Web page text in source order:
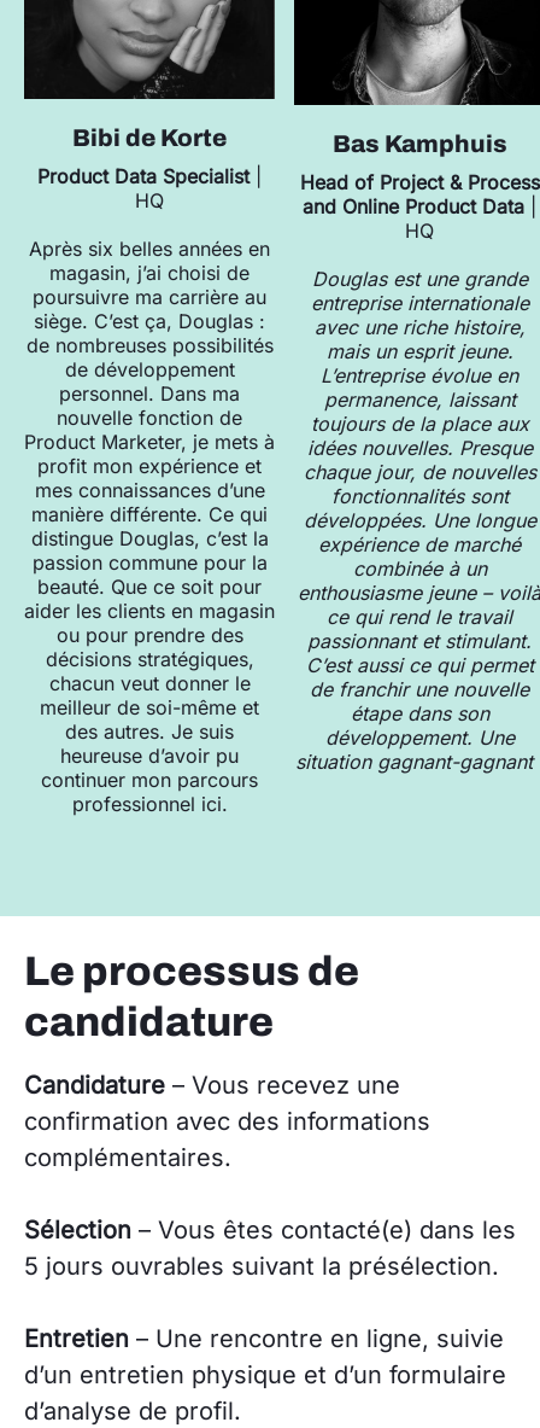
Bibi de Korte
Product Data Specialist|
HQ
Après six belles années en
magasin, j’ai choisi de
poursuivre ma carrière au
siège. C’est ça, Douglas :
de nombreuses possibilités
de développement
personnel. Dans ma
nouvelle fonction de
Product Marketer, je mets à
profit mon expérience et
mes connaissances d’une
manière différente. Ce qui
distingue Douglas, c’est la
passion commune pour la
beauté. Que ce soit pour
aider les clients en magasin
ou pour prendre des
décisions stratégiques,
chacun veut donner le
meilleur de soi-même et
des autres. Je suis
heureuse d’avoir pu
continuer mon parcours
professionnel ici.
Bas Kamphuis
Head of Project & Process
and Online Product Data
HQ
Douglas est une grande
entreprise internationale
avec une riche histoire,
mais un esprit jeune.
L’entreprise évolue en
permanence, laissant
toujours de la place aux
idées nouvelles. Presque
chaque jour, de nouvelles
fonctionnalités sont
développées. Une longue
expérience de marché
combinée à un
enthousiasme jeune – voilà
ce qui rend le travail
passionnant et stimulant.
C’est aussi ce qui permet
de franchir une nouvelle
étape dans son
développement. Une
situation gagnant-gagnant
Le processus de
candidature
Candidature – Vous recevez une
confirmation avec des informations
complémentaires.
Sélection – Vous êtes contacté(e) dans les
5 jours ouvrables suivant la présélection.
Entretien – Une rencontre en ligne, suivie
d’un entretien physique et d’un formulaire
d’analyse de profil.